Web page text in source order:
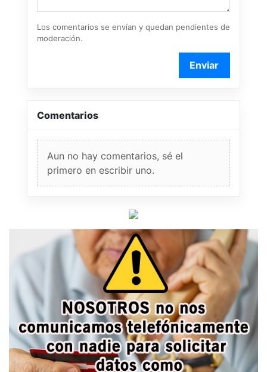
Los comentarios se envían y quedan pendientes de
moderación.
Enviar
Comentarios
Aun no hay comentarios, sé el
primero en escribir uno.